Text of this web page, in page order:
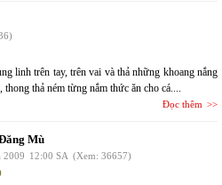
linh trên tay, trên vai và thả những khoang nắng
thả ném từng nắm thức ăn cho cá....
Đọc thêm
Mù
2009 12:00 SA (Xem: 36657)